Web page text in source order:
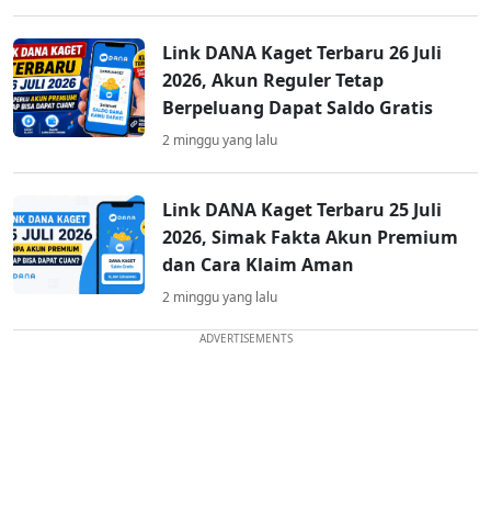
Link DANA Kaget Terbaru 26 Juli
2026, Akun Reguler Tetap
Berpeluang Dapat Saldo Gratis
2 minggu yang lalu
Link DANA Kaget Terbaru 25 Juli
2026, Simak Fakta Akun Premium
dan Cara Klaim Aman
2 minggu yang lalu
ADVERTISEMENTS